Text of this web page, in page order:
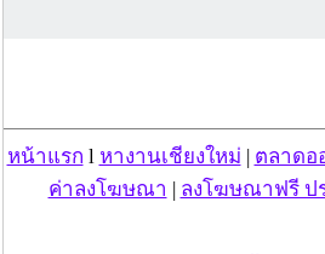
ทำงานหนัก ล้ำค่าอย่างยิ่ง คนอ
อย่างยิ่งด้วยความหวังดีเป็นอย่า
ท่าน เรื่องสังขารไม่เที่ยงแท้ พร
หน้าแรก l หางานเชียงใหม่ ตลาดอ
ค่าลงโฆษณา
ลงโฆษณาฟรี ป